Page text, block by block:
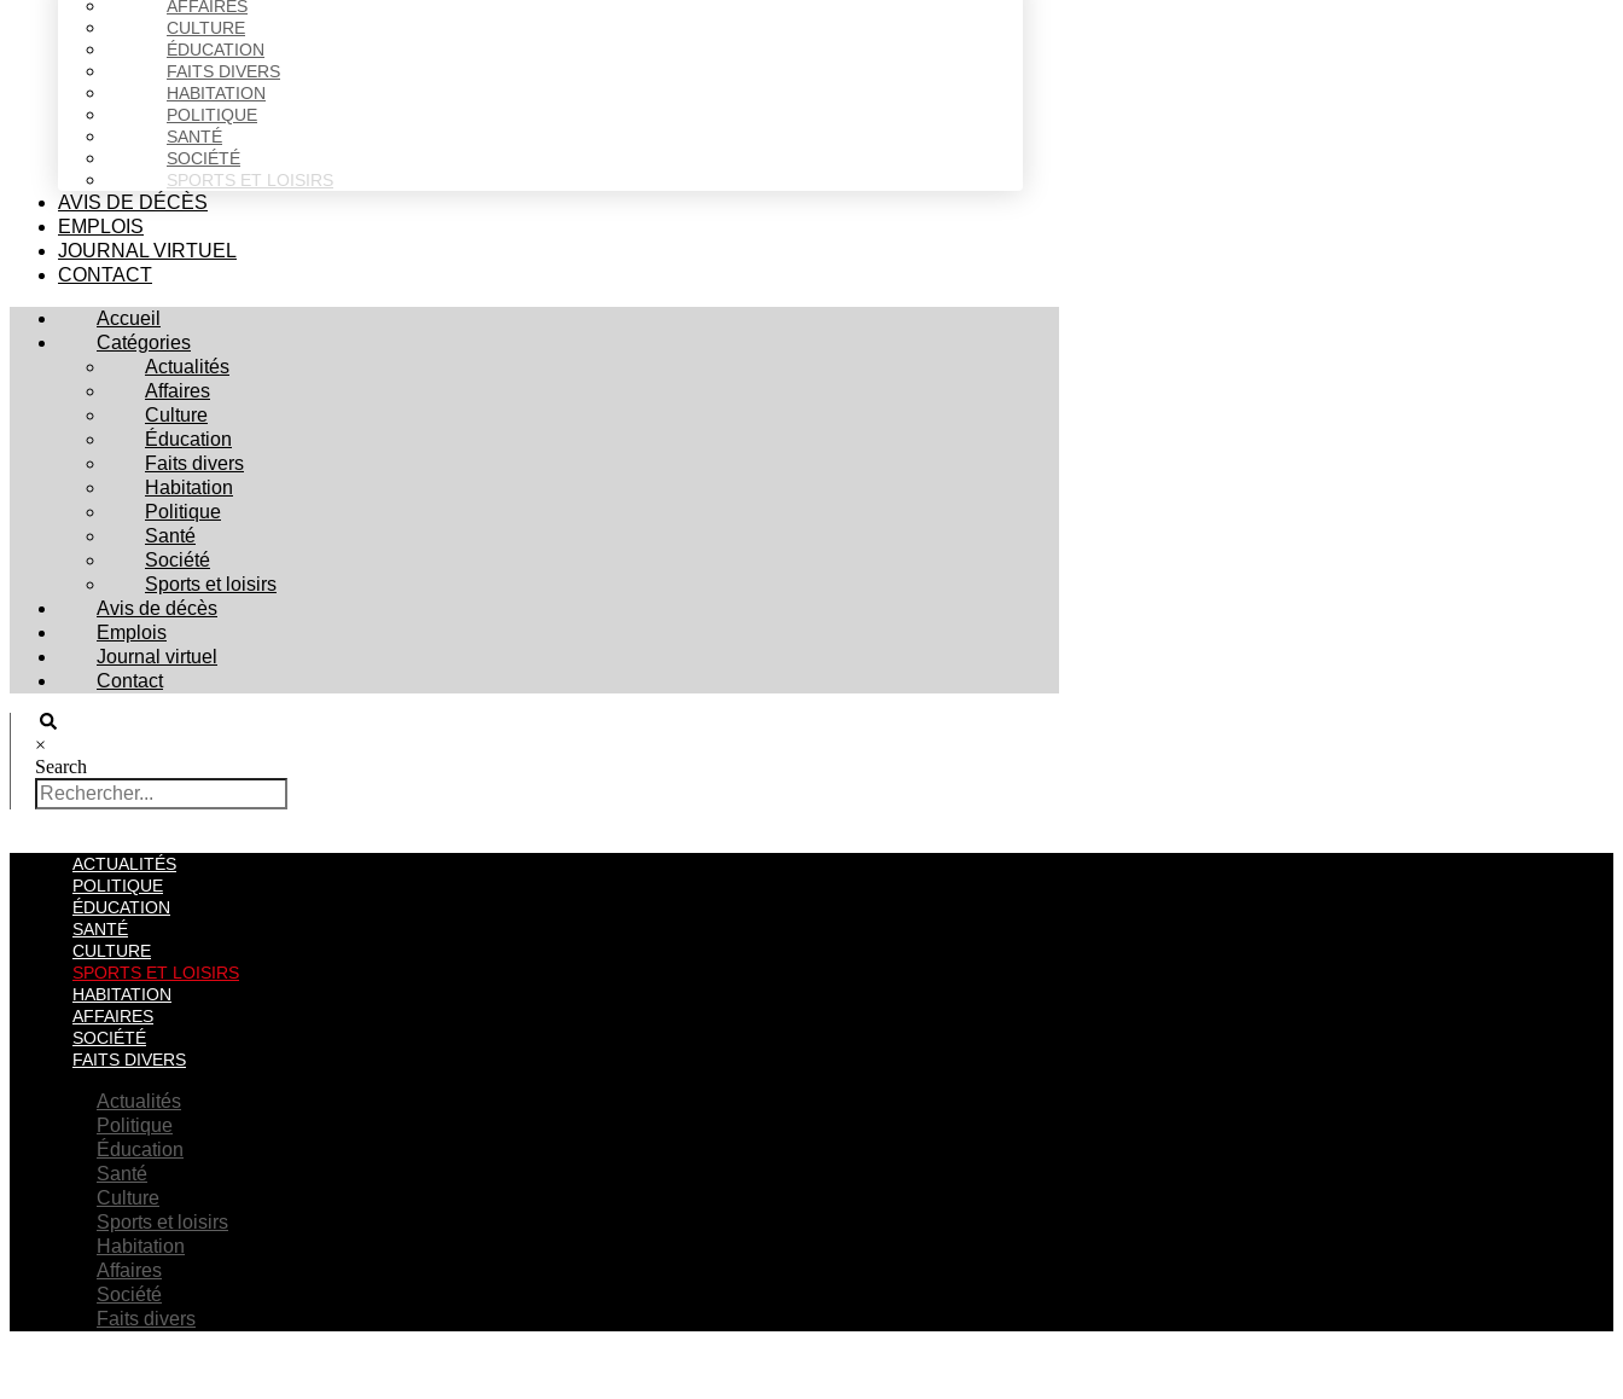
AFFAIRES
CULTURE
ÉDUCATION
FAITS DIVERS
HABITATION
POLITIQUE
SANTÉ
SOCIÉTÉ
SPORTS ET LOISIRS
AVIS DE DÉCÈS
EMPLOIS
JOURNAL VIRTUEL
CONTACT
Accueil
Catégories
Actualités
Affaires
Culture
Éducation
Faits divers
Habitation
Politique
Santé
Société
Sports et loisirs
Avis de décès
Emplois
Journal virtuel
Contact
×
Search
ACTUALITÉS
POLITIQUE
ÉDUCATION
SANTÉ
CULTURE
SPORTS ET LOISIRS
HABITATION
AFFAIRES
SOCIÉTÉ
FAITS DIVERS
Actualités
Politique
Éducation
Santé
Culture
Sports et loisirs
Habitation
Affaires
Société
Faits divers